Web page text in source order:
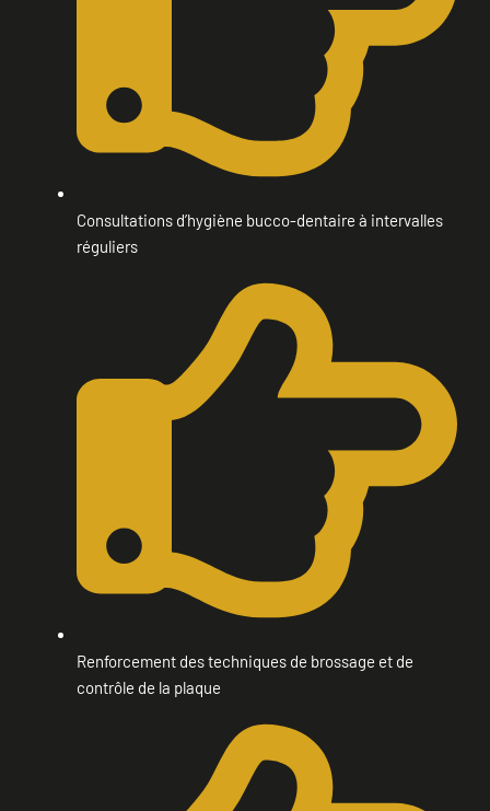
Consultations d’hygiène bucco-dentaire à intervalles
réguliers
Renforcement des techniques de brossage et de
contrôle de la plaque